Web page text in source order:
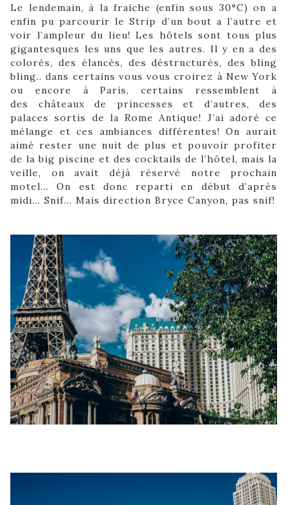
Le lendemain, à la fraiche (enfin sous 30°C) on a
enfin pu parcourir le Strip d’un bout a l’autre et
voir l’ampleur du lieu! Les hôtels sont tous plus
gigantesques les uns que les autres. Il y en a des
colorés, des élancés, des déstructurés, des bling
bling.. dans certains vous vous croirez à New York
ou encore à Paris, certains ressemblent à
des châteaux de princesses et d’autres, des
palaces sortis de la Rome Antique! J’ai adoré ce
mélange et ces ambiances différentes! On aurait
aimé rester une nuit de plus et pouvoir profiter
de la big piscine et des cocktails de l’hôtel, mais la
veille, on avait déjà réservé notre prochain
motel… On est donc reparti en début d’après
midi… Snif… Mais direction Bryce Canyon, pas snif!